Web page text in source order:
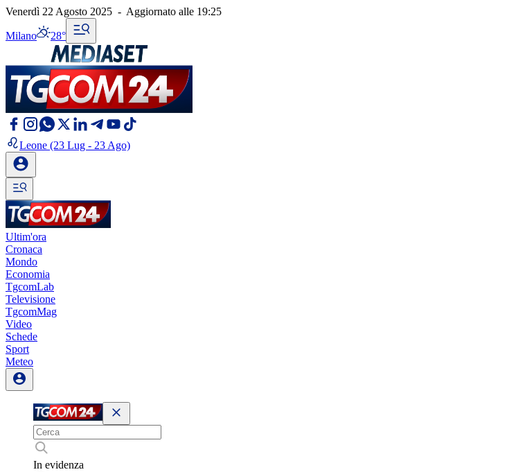
Venerdì 22 Agosto 2025 - Aggiornato alle 19:25
Milano 28°
Leone (23 Lug - 23 Ago)
Ultim'ora
Cronaca
Mondo
Economia
TgcomLab
Televisione
TgcomMag
Video
Schede
Sport
Meteo
In evidenza